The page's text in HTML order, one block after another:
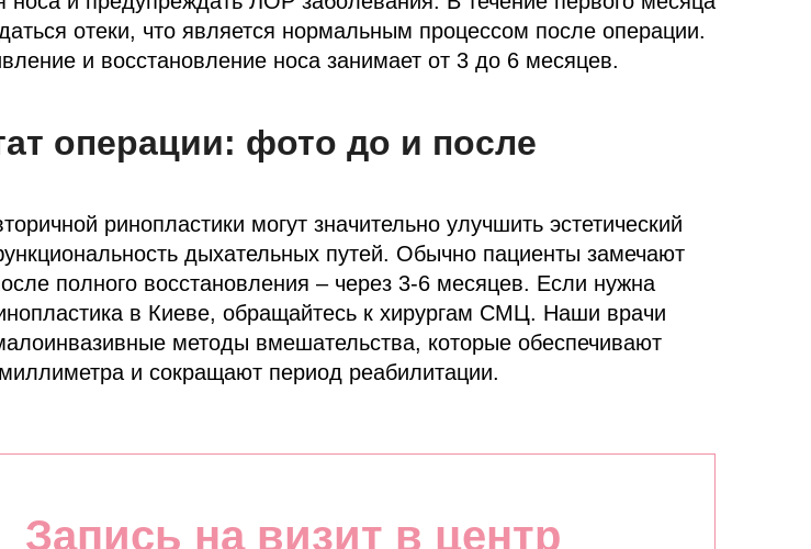
отеки, что является нормальным процессом после операции.
и восстановление носа занимает от 3 до 6 месяцев.
операции: фото до и после
ринопластики могут значительно улучшить эстетический
дыхательных путей. Обычно пациенты замечают
полного восстановления – через 3-6 месяцев. Если нужна
в Киеве, обращайтесь к хирургам СМЦ. Наши врачи
методы вмешательства, которые обеспечивают
и сокращают период реабилитации.
Запись на визит в центр